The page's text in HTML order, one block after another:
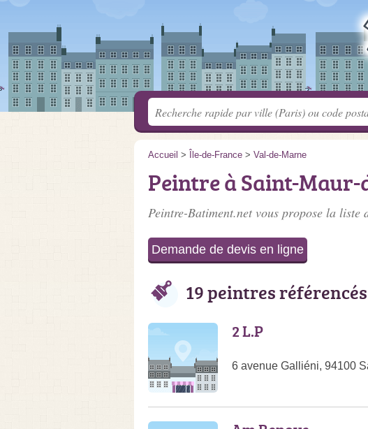
Accueil > Île-de-France > Val-de-Marne
Peintre à Saint-Maur-
Peintre-Batiment.net vous propose la liste
Demande de devis en ligne
19 peintres référencés
2 L.P
6 avenue Galliéni, 94100